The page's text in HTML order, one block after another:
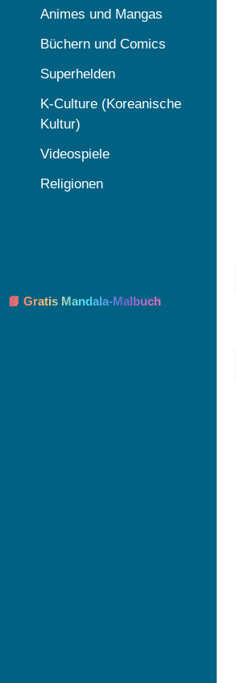
Animes und Mangas
Büchern und Comics
Superhelden
K-Culture (Koreanische
Kultur)
Videospiele
Religionen
📘 Gratis Mandala-Malbuch